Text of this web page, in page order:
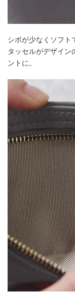
シボが少なくソフト
タッセルがデザイン
ントに。